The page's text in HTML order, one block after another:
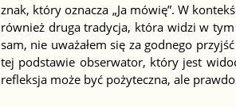
znak, który oznacza „Ja mówię”. W
również druga tradycja, która widzi w
sam, nie uważałem się za godnego
tej podstawie obserwator, który jest
refleksja może być pożyteczna, ale